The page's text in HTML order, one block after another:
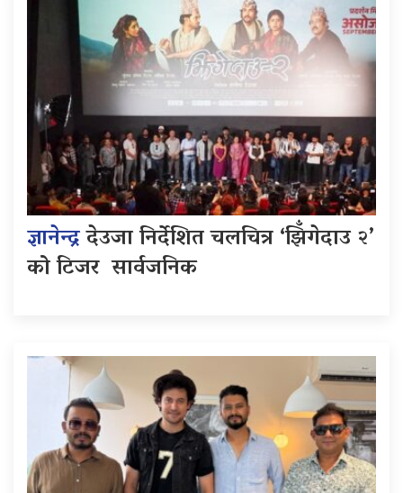
ज्ञानेन्द्रदेउजा निर्देशित चलचित्र ‘झिँगेदाउ २’
को टिजर सार्वजनिक